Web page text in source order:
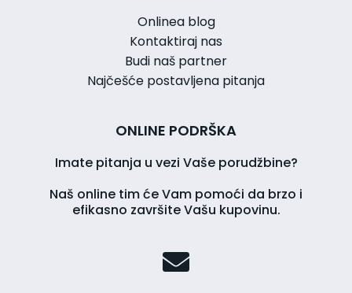
Onlinea blog
Kontaktiraj nas
Budi naš partner
Najčešće postavljena pitanja
ONLINE PODRŠKA
Imate pitanja u vezi Vaše porudžbine?
Naš online tim će Vam pomoći da brzo i
efikasno završite Vašu kupovinu.